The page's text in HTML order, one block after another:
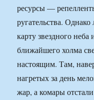
ресурсы —
ругательства.
карту звездного
ближайшего холма
настоящим. Там,
нагретых за день
жар, а комары